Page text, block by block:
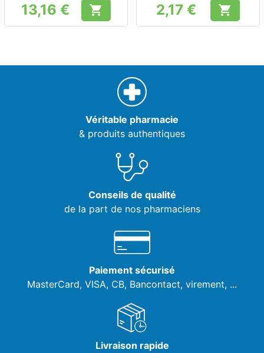
Prix
13,16 €  Prix
2,17 € 
Véritable pharmacie
& produits authentiques
Conseils de qualité
de la part de nos pharmaciens
Paiement sécurisé
MasterCard, VISA, CB, Bancontact, virement, ...
Livraison rapide